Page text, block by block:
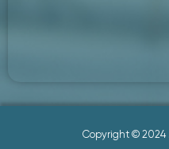
Copyright © 2024